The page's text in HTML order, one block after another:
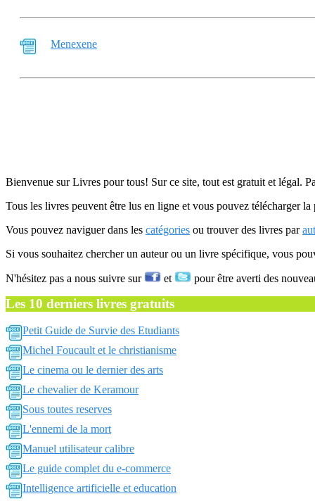
Menexene
Bienvenue sur Livres pour tous! Sur ce site, tout est gratuit et légal.
Tous les livres peuvent être lus en ligne et vous pouvez télécharger
Vous pouvez naviguer dans les catégories ou trouver des livres par
Si vous souhaitez chercher un auteur ou un livre spécifique, vous
N'hésitez pas a nous suivre sur et pour être averti des
Les 10 derniers livres gratuits
Petit Guide de Survie des Etudiants
Michel Foucault et le christianisme
Le cinema ou le dernier des arts
Le chevalier de Keramour
Sous toutes reserves
L'ennemi de la mort
Manuel utilisateur calibre
Le guide complet du e-commerce
Intelligence artificielle et education